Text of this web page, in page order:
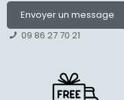
Envoyer un message
09 86 27 70 21